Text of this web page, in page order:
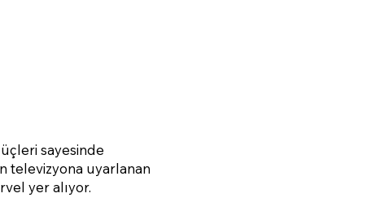
sayesinde
televizyona uyarlanan
yer alıyor.